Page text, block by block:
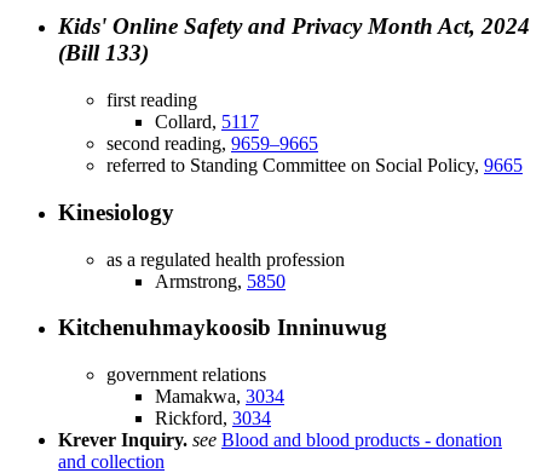
Kids' Online Safety and Privacy Month Act, 2024
(Bill 133)
first reading
Collard, 5117
second reading, 9659–9665
referred to Standing Committee on Social Policy, 9665
Kinesiology
as a regulated health profession
Armstrong, 5850
Kitchenuhmaykoosib Inninuwug
government relations
Mamakwa, 3034
Rickford, 3034
Krever Inquiry. see Blood and blood products - donation
and collection